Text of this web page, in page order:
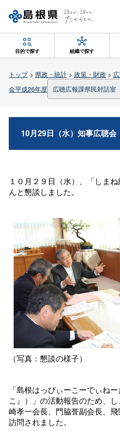
目的で探す 組織で探す
トップ> 県政・統計> 政策・財政 >
会平成26年度
広聴広報課県民対話室
10月29日（水）知事広聴会
１０月２９日（水）、「しま
んと懇談しました。
（写真：懇談の様子）
「島根はっぴぃーこーでぃね
こ』）」の活動報告のため、
崎孝一会長、門脇誉副会長、
訪問されました。